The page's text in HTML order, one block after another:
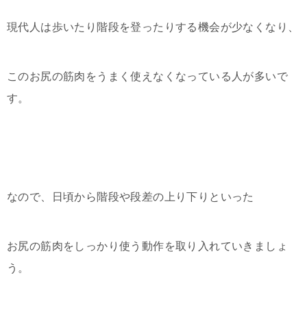
現代人は歩いたり階段を登ったりする機会が少なくなり、
このお尻の筋肉をうまく使えなくなっている人が多いで
す。
なので、日頃から階段や段差の上り下りといった
お尻の筋肉をしっかり使う動作を取り入れていきましょ
う。